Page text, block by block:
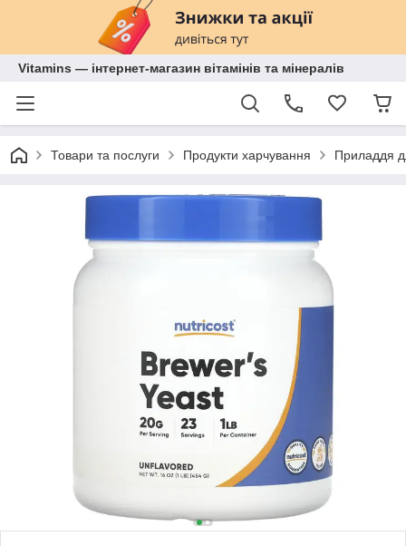
Vitamins — інтернет-магазин вітамінів та мінералів
Товари та послуги Продукти харчування Приладдя